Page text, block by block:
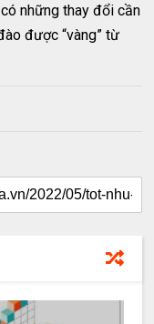
những thay đổi cần
được “vàng” từ